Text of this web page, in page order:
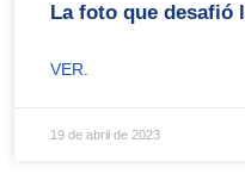
La foto que desafió
VER.
19 de abril de 2023